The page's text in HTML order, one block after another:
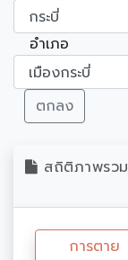
อำเภอ
ตกลง
สถิติภาพรวม
การตาย